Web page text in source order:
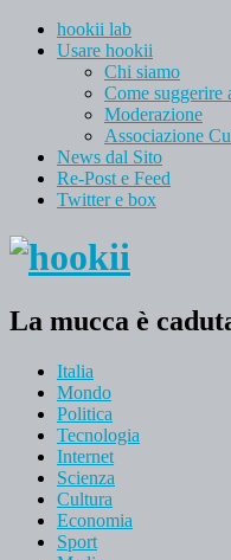
hookii lab
Usare hookii
Chi siamo
Come suggerire
Moderazione
Associazione
News dal Sito
Re-Post e Feed
Twitter e box
La mucca è
Italia
Mondo
Politica
Tecnologia
Internet
Scienza
Cultura
Economia
Sport